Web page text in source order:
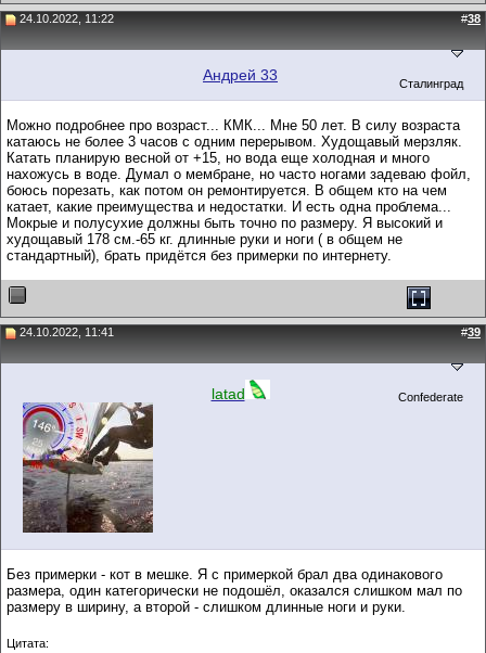
24.10.2022, 11:22 #38
Андрей 33 Сталинград
Можно подробнее про возраст... КМК... Мне 50 лет. В силу возраста
катаюсь не более 3 часов с одним перерывом. Худощавый мерзляк.
Катать планирую весной от +15, но вода еще холодная и много
нахожусь в воде. Думал о мембране, но часто ногами задеваю фойл,
боюсь порезать, как потом он ремонтируется. В общем кто на чем
катает, какие преимущества и недостатки. И есть одна проблема...
Мокрые и полусухие должны быть точно по размеру. Я высокий и
худощавый 178 см.-65 кг. длинные руки и ноги ( в общем не
стандартный), брать придётся без примерки по интернету.
24.10.2022, 11:41 #39
latad Confederate
Без примерки - кот в мешке. Я с примеркой брал два одинакового
размера, один категорически не подошёл, оказался слишком мал по
размеру в ширину, а второй - слишком длинные ноги и руки.
Цитата: